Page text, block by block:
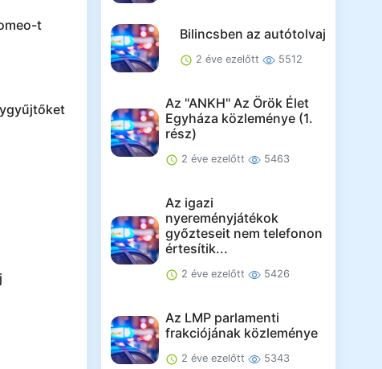
t
Bilincsben az autótolvaj
2 éve ezelőtt 5512
Az "ANKH" Az Örök Élet
Egyháza közleménye (1.
rész)
2 éve ezelőtt 5463
Az igazi
nyereményjátékok
győzteseit nem telefonon
értesítik...
2 éve ezelőtt 5426
Az LMP parlamenti
frakciójának közleménye
2 éve ezelőtt 5343